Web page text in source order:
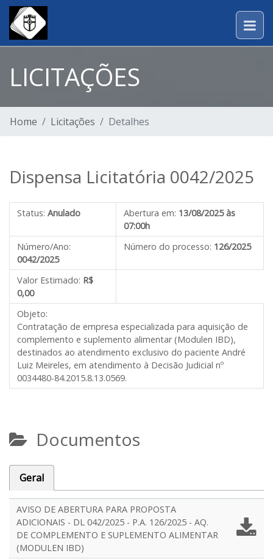
LICITAÇÕES
Home Licitações Detalhes
Dispensa Licitatória 0042/2025
Status: Anulado Abertura em: 13/08/2025 às
07:00h
Número/Ano:
0042/2025
Número do processo: 126/2025
Valor Estimado: R$
0,00
Objeto:
Contratação de empresa especializada para aquisição de
complemento e suplemento alimentar (Modulen IBD),
destinados ao atendimento exclusivo do paciente André
Luiz Meireles, em atendimento à Decisão Judicial nº
0034480-84.2015.8.13.0569.
Documentos
Geral
AVISO DE ABERTURA PARA PROPOSTA
ADICIONAIS - DL 042/2025 - P.A. 126/2025 - AQ.
DE COMPLEMENTO E SUPLEMENTO ALIMENTAR
(MODULEN IBD)